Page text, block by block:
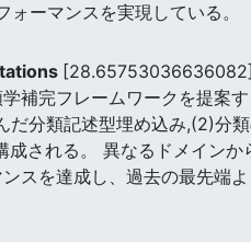
ーマンスを実現している。
[28.65753036636082]
補完フレームワークを提案
だ分類記述型埋め込み,(2)分
される。 異なるドメインか
スを達成し、過去の最先端